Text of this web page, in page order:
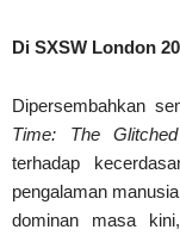
Di SXSW London
Dipersembahkan
Time: The
terhadap
pengalaman
dominan masa